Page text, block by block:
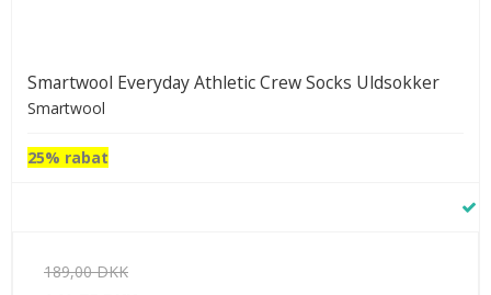
Smartwool Everyday Athletic Crew Socks Uldsokker
Smartwool
25% rabat
189,00 DKK